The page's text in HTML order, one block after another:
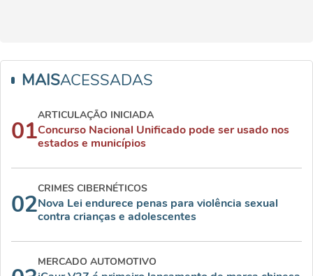
MAISACESSADAS
01
ARTICULAÇÃO INICIADA
Concurso Nacional Unificado pode ser usado nos
estados e municípios
02
CRIMES CIBERNÉTICOS
Nova Lei endurece penas para violência sexual
contra crianças e adolescentes
MERCADO AUTOMOTIVO